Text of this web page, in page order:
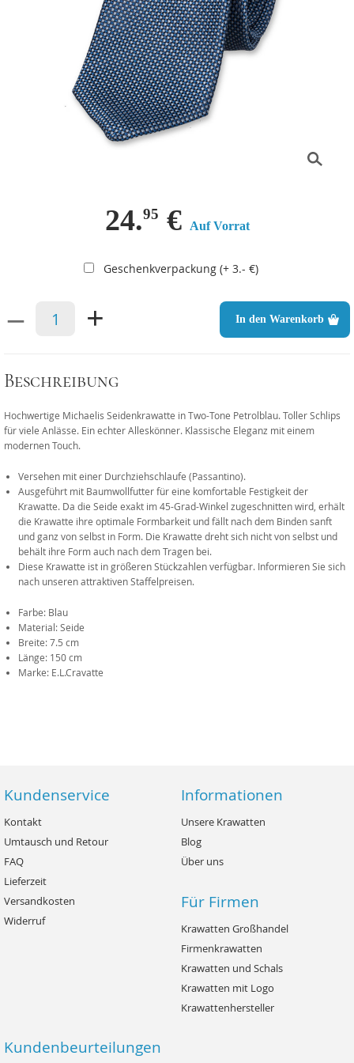
24.95 € Auf Vorrat
Geschenkverpackung (+ 3.- €)
– + In den Warenkorb
Beschreibung
Hochwertige Michaelis Seidenkrawatte in Two-Tone Petrolblau. Toller Schlips
für viele Anlässe. Ein echter Alleskönner. Klassische Eleganz mit einem
modernen Touch.
Versehen mit einer Durchziehschlaufe (Passantino).
Ausgeführt mit Baumwollfutter für eine komfortable Festigkeit der
Krawatte. Da die Seide exakt im 45-Grad-Winkel zugeschnitten wird, erhält
die Krawatte ihre optimale Formbarkeit und fällt nach dem Binden sanft
und ganz von selbst in Form. Die Krawatte dreht sich nicht von selbst und
behält ihre Form auch nach dem Tragen bei.
Diese Krawatte ist in größeren Stückzahlen verfügbar. Informieren Sie sich
nach unseren attraktiven Staffelpreisen.
Farbe: Blau
Material: Seide
Breite: 7.5 cm
Länge: 150 cm
Marke: E.L.Cravatte
Kundenservice
Kontakt
Umtausch und Retour
FAQ
Lieferzeit
Versandkosten
Widerruf
Informationen
Unsere Krawatten
Blog
Über uns
Für Firmen
Krawatten Großhandel
Firmenkrawatten
Krawatten und Schals
Krawatten mit Logo
Krawattenhersteller
Kundenbeurteilungen